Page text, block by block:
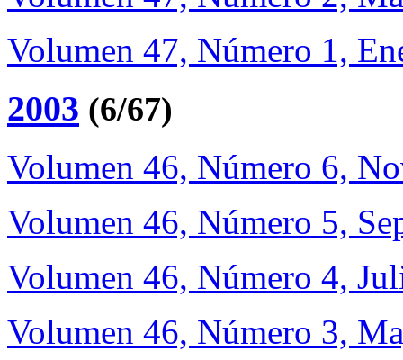
Volumen 47, Número 1,
2003 (6/67)
Volumen 46, Número 6,
Volumen 46, Número 5,
Volumen 46, Número 4,
Volumen 46, Número 3,